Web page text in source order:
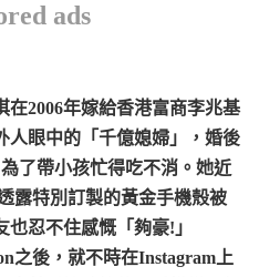
ads
2006年嫁給香港富商李兆基
人眼中的「千億媳婦」，婚後
了帶小孩忙得吃不消。她近
露特別訂製的黃金手機殼被
忍不住感慨「夠豪!」
之後，就不時在Instagram上